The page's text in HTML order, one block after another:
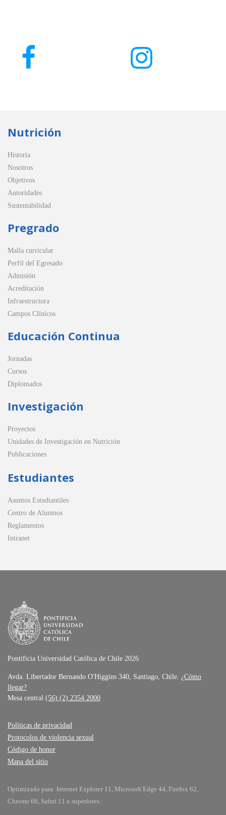
Nutrición
Historia
Nosotros
Objetivos
Autoridades
Sustentabilidad
Pregrado
Malla curricular
Perfil del Egresado
Admisión
Acreditación
Infraestructura
Campos Clínicos
Educación Continua
Jornadas
Cursos
Diplomados
Investigación
Proyectos
Unidades de Investigación en Nutrición
Publicaciones
Estudiantes
Asuntos Estudiantiles
Centro de Alumnos
Reglamentos
Intranet
Pontificia Universidad Católica de Chile 2026
Avda. Libertador Bernando O'Higgins 340, Santiago, Chile. ¿Cómo
llegar?
Mesa central (56) (2) 2354 2000
Políticas de privacidad
Protocolos de violencia sexual
Código de honor
Mapa del sitio
Optimizado para: Internet Explorer 11, Microsoft Edge 44, Firefox 62,
Chrome 68, Safari 11 o superiores.